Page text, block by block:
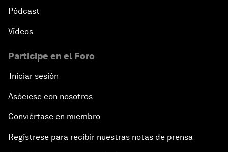
Pódcast
Vídeos
Participe en el Foro
Iniciar sesión
Asóciese con nosotros
Conviértase en miembro
Regístrese para recibir nuestras notas de prensa